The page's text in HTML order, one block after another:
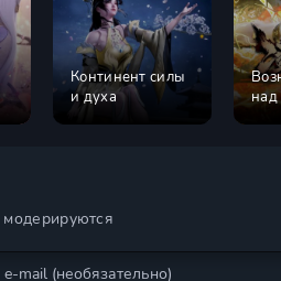
Континент силы
и духа
над